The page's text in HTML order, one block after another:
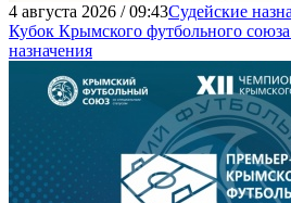
4 августа 2026 / 09:43Судейские
Кубок Крымского футбольного
назначения